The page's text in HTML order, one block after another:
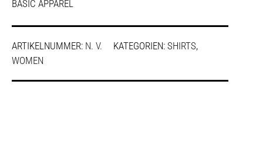
BASIC APPAREL
ARTIKELNUMMER: N. V. KATEGORIEN: SHIRTS,
WOMEN